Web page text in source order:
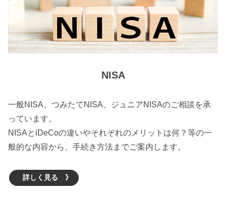
NISA
一般NISA、つみたてNISA、ジュニアNISAのご相談を承
っています。
NISAとiDeCoの違いやそれぞれのメリットは何？等の一
般的な内容から、手続き方法までご案内します。
詳しく見る 》